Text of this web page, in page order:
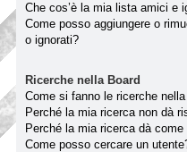
Che cos’è la mia lista amici e
Come posso aggiungere o
o ignorati?
Ricerche nella Board
Come si fanno le ricerche
Perché la mia ricerca non dà
Perché la mia ricerca dà
Come posso cercare un